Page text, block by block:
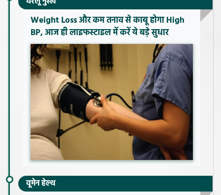
Weight Loss और कम तनाव से काबू होगा High
BP, आज ही लाइफस्टाइल में करें ये बड़े सुधार
वूमेन हेल्थ